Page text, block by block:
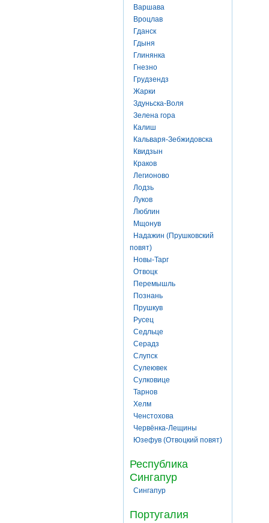
Варшава
Вроцлав
Гданск
Гдыня
Глинянка
Гнезно
Грудзендз
Жарки
Здуньска-Воля
Зелена гора
Калиш
Кальваря-Зебжидовска
Квидзын
Краков
Легионово
Лодзь
Луков
Люблин
Мщонув
Надажин (Прушковский
повят)
Новы-Тарг
Отвоцк
Перемышль
Познань
Прушкув
Русец
Седльце
Серадз
Слупск
Сулеювек
Сулковице
Тарнов
Хелм
Ченстохова
Червёнка-Лещины
Юзефув (Отвоцкий повят)
Республика
Сингапур
Сингапур
Португалия